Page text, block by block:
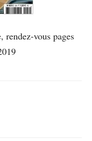
vous pages